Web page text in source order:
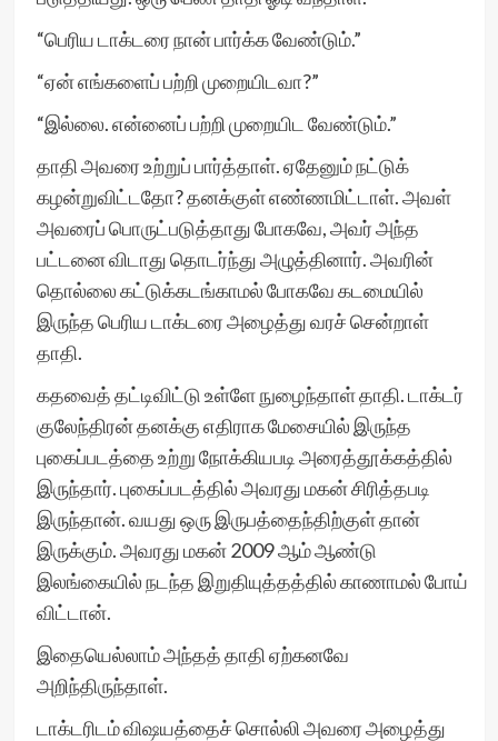
“பெரிய டாக்டரை நான் பார்க்க வேண்டும்.”
“ஏன் எங்களைப் பற்றி முறையிடவா?”
“இல்லை. என்னைப் பற்றி முறையிட வேண்டும்.”
தாதி அவரை உற்றுப் பார்த்தாள். ஏதேனும் நட்டுக்
கழன்றுவிட்டதோ? தனக்குள் எண்ணமிட்டாள். அவள்
அவரைப் பொருட்படுத்தாது போகவே, அவர் அந்த
பட்டனை விடாது தொடர்ந்து அழுத்தினார். அவரின்
தொல்லை கட்டுக்கடங்காமல் போகவே கடமையில்
இருந்த பெரிய டாக்டரை அழைத்து வரச் சென்றாள்
தாதி.
கதவைத் தட்டிவிட்டு உள்ளே நுழைந்தாள் தாதி. டாக்டர்
குலேந்திரன் தனக்கு எதிராக மேசையில் இருந்த
புகைப்படத்தை உற்று நோக்கியபடி அரைத்தூக்கத்தில்
இருந்தார். புகைப்படத்தில் அவரது மகன் சிரித்தபடி
இருந்தான். வயது ஒரு இருபத்தைந்திற்குள் தான்
இருக்கும். அவரது மகன் 2009 ஆம் ஆண்டு
இலங்கையில் நடந்த இறுதியுத்தத்தில் காணாமல் போய்
விட்டான்.
இதையெல்லாம் அந்தத் தாதி ஏற்கனவே
அறிந்திருந்தாள்.
டாக்டரிடம் விஷயத்தைச் சொல்லி அவரை அழைத்து